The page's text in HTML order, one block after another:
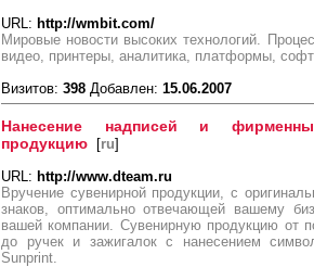
URL: http://wmbit.com/
Мировые новости высоких технологий.
видео, принтеры, аналитика, платформы,
Визитов: 398 Добавлен: 15.06.2007
Нанесение надписей и
продукцию [ru]
URL: http://www.dteam.ru
Вручение сувенирной продукции, с
знаков, оптимально отвечающей вашему
вашей компании. Сувенирную продукцию от
до ручек и зажигалок с нанесением
Sunprint.